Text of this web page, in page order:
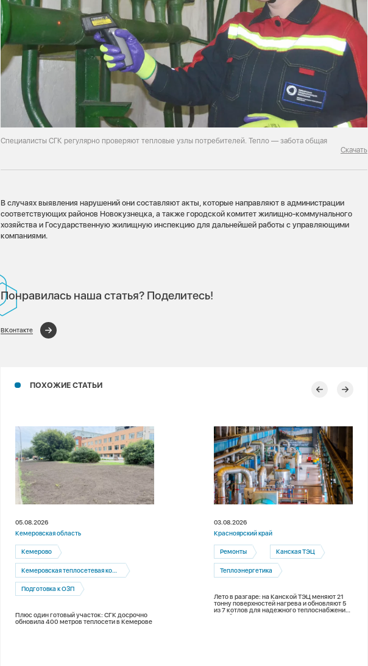
Специалисты СГК регулярно проверяют тепловые узлы потребителей. Тепло — забота общая
Скачать
В случаях выявления нарушений они составляют акты, которые направляют в администрации
соответствующих районов Новокузнецка, а также городской комитет жилищно-коммунального
хозяйства и Государственную жилищную инспекцию для дальнейшей работы с управляющими
компаниями.
Понравилась наша статья? Поделитесь!
ВКонтакте
ПОХОЖИЕ СТАТЬИ
05.08.2026
Кемеровская область
Кемерово
Кемеровская теплосетевая компания
Подготовка к ОЗП
Плюс один готовый участок: СГК досрочно
обновила 400 метров теплосети в Кемерове
03.08.2026
Красноярский край
Ремонты Канская ТЭЦ
Теплоэнергетика
Лето в разгаре: на Канской ТЭЦ меняют 21
тонну поверхностей нагрева и обновляют 5
из 7 котлов для надежного теплоснабжения
зимой